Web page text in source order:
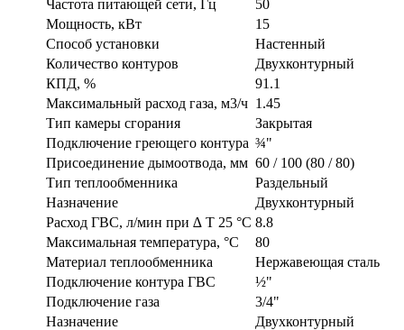
Частота питающей сети, Гц
50
Мощность, кВт
15
Способ установки
Настенный
Количество контуров
Двухконтурный
КПД, %
91.1
Максимальный расход газа, м3/ч 1.45
Тип камеры сгорания
Закрытая
Подключение греющего контура ¾"
Присоединение дымоотвода, мм 60 / 100 (80 / 80)
Тип теплообменника
Раздельный
Назначение
Двухконтурный
Расход ГВС, л/мин при ∆ T 25 °C 8.8
Максимальная температура, °C
80
Материал теплообменника
Нержавеющая сталь
Подключение контура ГВС
½"
Подключение газа
3/4"
Назначение
Двухконтурный